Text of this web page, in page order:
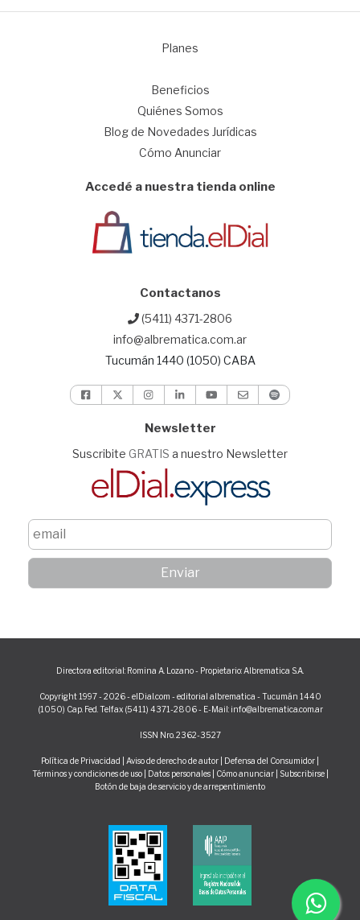
Planes
Beneficios
Quiénes Somos
Blog de Novedades Jurídicas
Cómo Anunciar
Accedé a nuestra tienda online
Contactanos
(5411) 4371-2806
info@albrematica.com.ar
Tucumán 1440 (1050) CABA
Newsletter
Suscribite GRATIS a nuestro Newsletter
Directora editorial: Romina A. Lozano - Propietario: Albrematica S.A.
Copyright 1997 - 2026 - elDial.com - editorial albrematica - Tucumán 1440
(1050) Cap. Fed. Telfax (5411) 4371-2806 - E-Mail: info@albrematica.com.ar
ISSN Nro. 2362-3527
Política de Privacidad Aviso de derecho de autor Defensa del Consumidor
Términos y condiciones de uso| Datos personales| Cómo anunciar| Subscribirse
Botón de baja de servicio y de arrepentimiento